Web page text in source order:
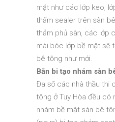
mặt như các lớp keo,
thấm sealer trên sàn
thảm phủ sàn, các lớp
mài bóc lớp bề mặt sẽ
bê tông như mới.
Bắn bi tạo nhám sàn
Đa số các nhà thầu thi
tông ở Tuy Hòa đều có
nhám bề mặt sàn bê